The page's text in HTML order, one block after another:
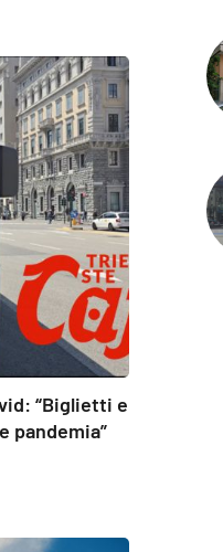
“Biglietti e
pandemia”